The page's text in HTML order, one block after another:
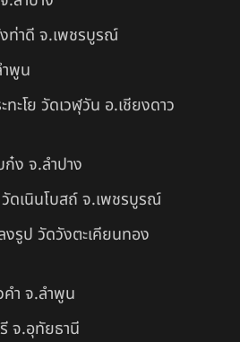
ท่าดี จ.เพชรบูรณ์
พูน
ะโย วัดเวฬุวัน อ.เชียงดาว
ง จ.ลำปาง
ดเนินโบสถ์ จ.เพชรบูรณ์
รูป วัดวังตะเคียนทอง
า จ.ลําพูน
จ.อุทัยธานี